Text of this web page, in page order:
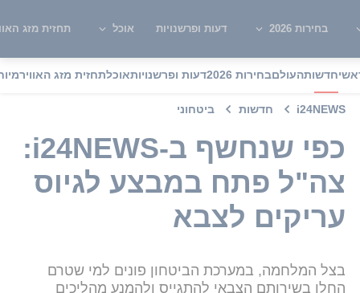
בחירות 2026 דעות ופרשנויות אוכל תחזית מזג
חדשותהעולםבחירות 2026 דעות ופרשנויותאוכלתחזית מזג האוויר
i24NEWS חדשות ביטחוני
כפי שנחשף ב-i24NEWS:
צה"ל פתח במבצע לגיוס
עריקים לצבא
בצל המלחמה, במערכת הביטחון פונים למי שטרם
החלו בשירותם הצבאי להתגייס ולהמנע מהליכים